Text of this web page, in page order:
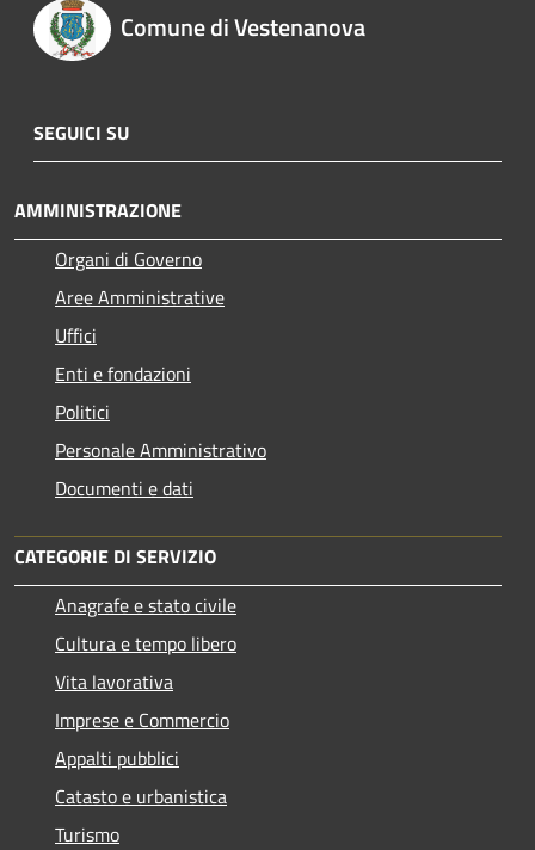
Comune di Vestenanova
SEGUICI SU
AMMINISTRAZIONE
Organi di Governo
Aree Amministrative
Uffici
Enti e fondazioni
Politici
Personale Amministrativo
Documenti e dati
CATEGORIE DI SERVIZIO
Anagrafe e stato civile
Cultura e tempo libero
Vita lavorativa
Imprese e Commercio
Appalti pubblici
Catasto e urbanistica
Turismo